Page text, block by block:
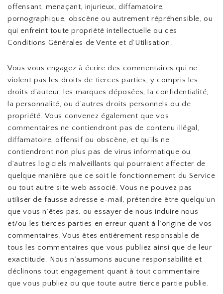
offensant, menaçant, injurieux, diffamatoire,
pornographique, obscène ou autrement répréhensible, ou
qui enfreint toute propriété intellectuelle ou ces
Conditions Générales de Vente et d’Utilisation.
Vous vous engagez à écrire des commentaires qui ne
violent pas les droits de tierces parties, y compris les
droits d’auteur, les marques déposées, la confidentialité,
la personnalité, ou d’autres droits personnels ou de
propriété. Vous convenez également que vos
commentaires ne contiendront pas de contenu illégal,
diffamatoire, offensif ou obscène, et qu’ils ne
contiendront non plus pas de virus informatique ou
d’autres logiciels malveillants qui pourraient affecter de
quelque manière que ce soit le fonctionnement du Service
ou tout autre site web associé. Vous ne pouvez pas
utiliser de fausse adresse e-mail, prétendre être quelqu’un
que vous n’êtes pas, ou essayer de nous induire nous
et/ou les tierces parties en erreur quant à l’origine de vos
commentaires. Vous êtes entièrement responsable de
tous les commentaires que vous publiez ainsi que de leur
exactitude. Nous n’assumons aucune responsabilité et
déclinons tout engagement quant à tout commentaire
que vous publiez ou que toute autre tierce partie publie.